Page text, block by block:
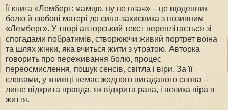
Її книга «Лемберг: мамцю, ну не плач» – це щоденник
болю й любові матері до сина-захисника з позивним
«Лемберг». У творі авторський текст переплітається зі
спогадами побратимів, створюючи живий портрет воїна
та шлях жінки, яка вчиться жити з утратою. Авторка
говорить про переживання болю, процес
переосмислення, пошук сенсів, світла і віри. За її
словами, у книжці немає жодного вигаданого слова –
лише відкрита правда, як відкрита рана, і велика віра в
життя.